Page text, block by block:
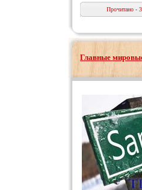
Прочитано -
Главные